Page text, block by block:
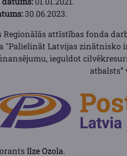
30.06.2023.
Regionālās attīstības fonda
"Palielināt Latvijas zinātnisko
ieguldot
atbalsts”
Ilze Ozola.